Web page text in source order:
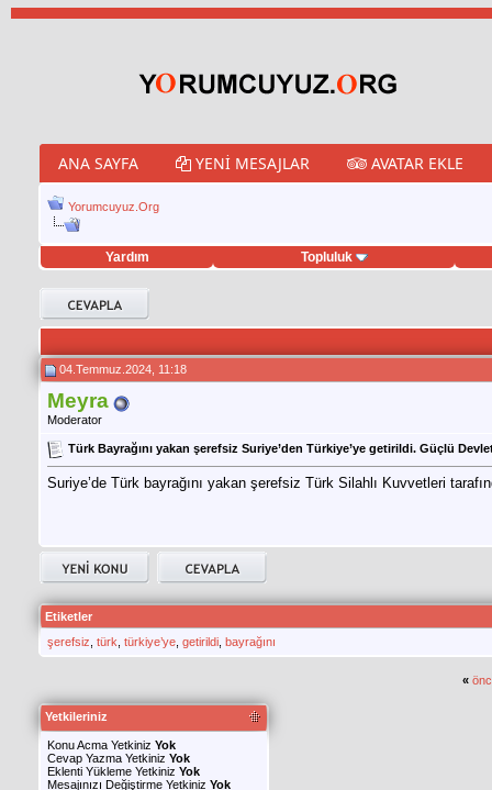
ANA SAYFA YENI MESAJLAR AVATAR EKLE
Yorumcuyuz.Org
Yardım Topluluk
hilesi
04.Temmuz.2024, 11:18
Meyra
Moderator
Türk Bayrağını yakan şerefsiz Suriye’den Türkiye’ye getirildi. Güçlü
Suriye’de Türk bayrağını yakan şerefsiz Türk Silahlı Kuvvetleri
Etiketler
şerefsiz türk türkiye’ye getirildi bayrağını
«
Yetkileriniz
Konu Acma Yetkiniz Yok
Cevap Yazma Yetkiniz Yok
Eklenti Yükleme Yetkiniz Yok
Mesajınızı Değiştirme Yetkiniz Yok